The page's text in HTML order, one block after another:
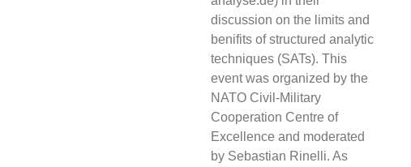
discussion on the limits and
benifits of structured analytic
techniques (SATs). This
event was organized by the
NATO Civil-Military
Cooperation Centre of
Excellence and moderated
by Sebastian Rinelli. As